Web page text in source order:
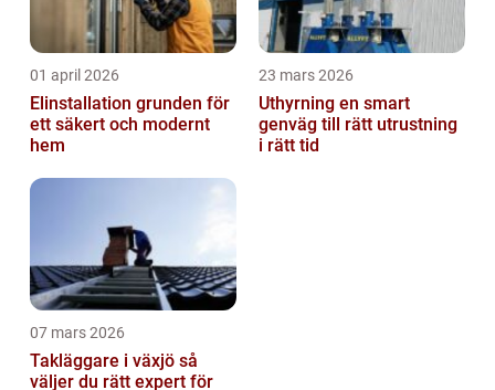
01 april 2026
Elinstallation grunden för
ett säkert och modernt
hem
23 mars 2026
Uthyrning en smart
genväg till rätt utrustning
i rätt tid
07 mars 2026
Takläggare i växjö så
väljer du rätt expert för